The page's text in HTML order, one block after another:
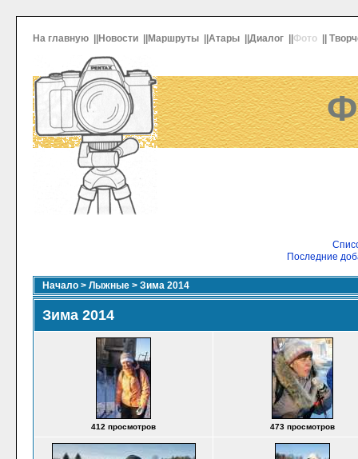
На главную Новости Маршруты Атары Диалог Фото
Последние
Начало > Лыжные > Зима 2014
Зима 2014
412 просмотров 473 просмотров